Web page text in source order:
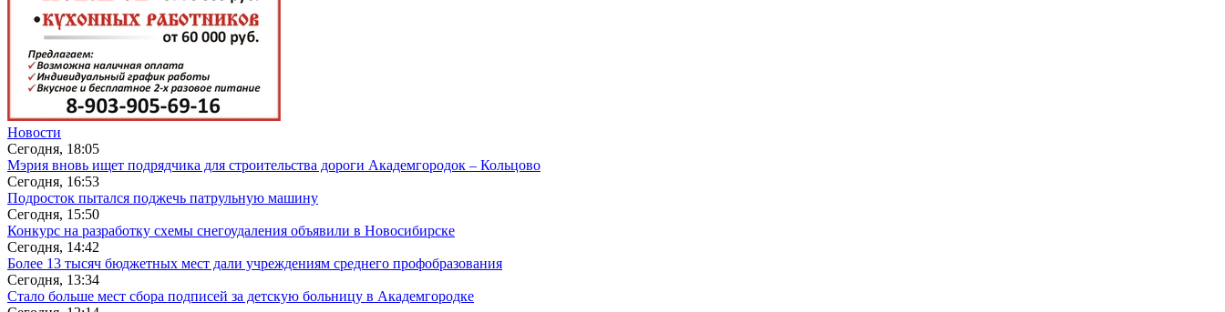
Новости
Сегодня, 18:05
Мэрия вновь ищет подрядчика для строительства дороги Академгородок – Кольцово
Сегодня, 16:53
Подросток пытался поджечь патрульную машину
Сегодня, 15:50
Конкурс на разработку схемы снегоудаления объявили в Новосибирске
Сегодня, 14:42
Более 13 тысяч бюджетных мест дали учреждениям среднего профобразования
Сегодня, 13:34
Стало больше мест сбора подписей за детскую больницу в Академгородке